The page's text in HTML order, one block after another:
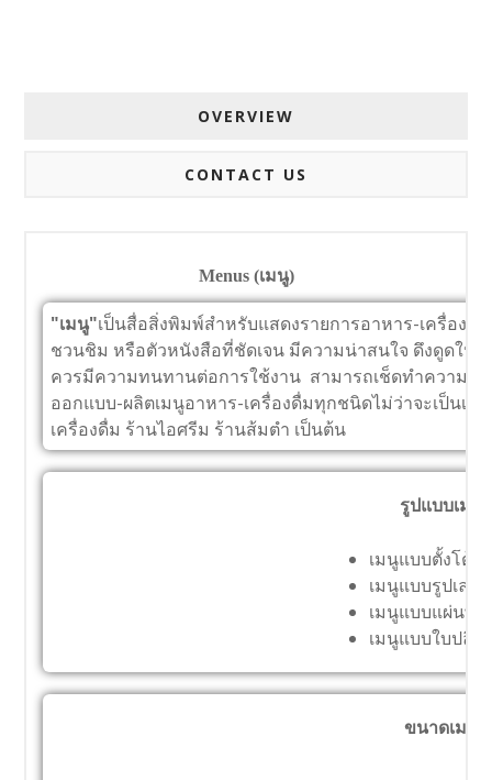
OVERVIEW
CONTACT US
Menus (เมนู)
"เมนู"เป็นสื่อสิ่งพิมพ์สำหรับแสดงรายการอาหาร-เครื่อง
ชวนชิม หรือตัวหนังสือที่ชัดเจน มีความน่าสนใจ ดึงดูดใ
ควรมีความทนทานต่อการใช้งาน สามารถเช็ดทำความสะ
ออกแบบ-ผลิตเมนูอาหาร-เครื่องดื่มทุกชนิดไม่ว่าจะเป็นเ
เครื่องดื่ม ร้านไอศรีม ร้านส้มตำ เป็นต้น
รูปแบบเมนู
เมนูแบบตั้งโต้ะ
เมนูแบบรูปเล่ม
เมนูแบบแผ่นพับ
เมนูแบบใบปลิว
ขนาดเมนู